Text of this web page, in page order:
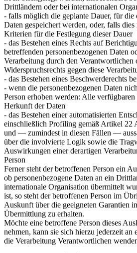
Drittländern oder bei internationalen
- falls möglich die geplante Dauer, für die
Daten gespeichert werden, oder, falls
Kriterien für die Festlegung dieser Dauer
- das Bestehen eines Rechts auf
betreffenden personenbezogenen Daten
Verarbeitung durch den Verantwortlichen
Widerspruchsrechts gegen diese
- das Bestehen eines Beschwerderechts
- wenn die personenbezogenen Daten
Person erhoben werden: Alle
Herkunft der Daten
- das Bestehen einer automatisierten
einschließlich Profiling gemäß Artikel 22
und — zumindest in diesen Fällen —
über die involvierte Logik sowie die
Auswirkungen einer derartigen
Person
Ferner steht der betroffenen Person ein
ob personenbezogene Daten an ein
internationale Organisation übermittelt
ist, so steht der betroffenen Person im
Auskunft über die geeigneten Garantien
Übermittlung zu erhalten.
Möchte eine betroffene Person dieses
nehmen, kann sie sich hierzu jederzeit an
die Verarbeitung Verantwortlichen